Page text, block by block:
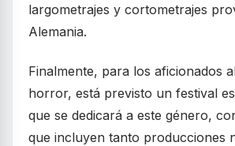
largometrajes y cortometrajes
Alemania.
Finalmente, para los aficionados
horror, está previsto un festival
que se dedicará a este género,
que incluyen tanto producciones